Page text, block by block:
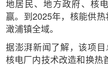
地居民、地方政府、核
赢。到2025年，核能供
澉浦镇全域。
据澎湃新闻了解，该项
核电厂内技术改造和换热